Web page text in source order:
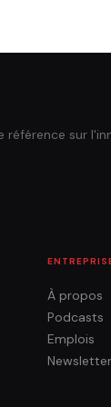
référence sur
À propos
Podcasts
Emplois
Newsletter